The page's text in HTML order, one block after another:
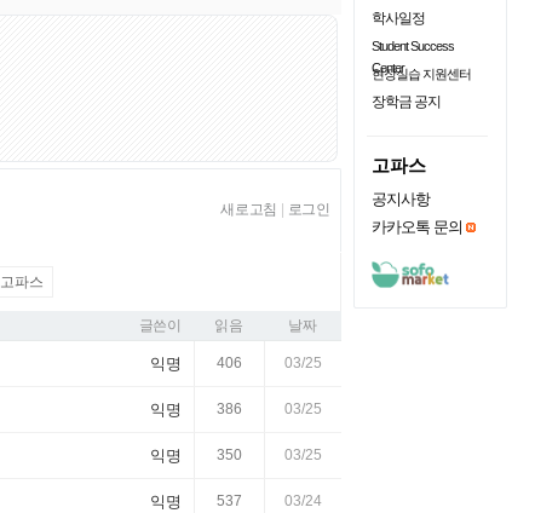
새로고침 로그인
고파스
글쓴이 읽음 날짜
익명 406 03/25
익명 386 03/25
익명 350 03/25
익명 537 03/24
학사일정
Student Success
Center
현장실습 지원센터
장학금 공지
고파스
공지사항
카카오톡 문의